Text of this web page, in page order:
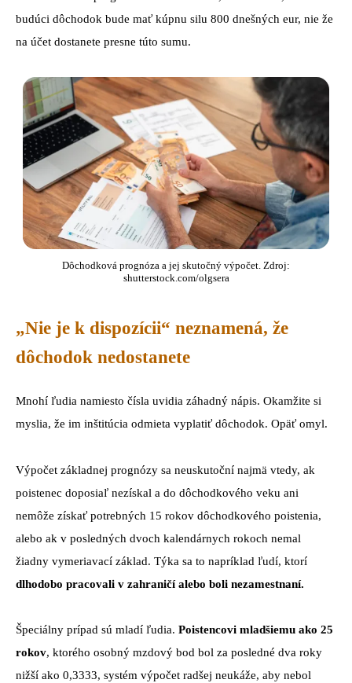
budúci dôchodok bude mať kúpnu silu 800 dnešných eur, nie že
na účet dostanete presne túto sumu.
Dôchodková prognóza a jej skutočný výpočet. Zdroj:
shutterstock.com/olgsera
„Nie je k dispozícii“ neznamená, že
dôchodok nedostanete
Mnohí ľudia namiesto čísla uvidia záhadný nápis. Okamžite si
myslia, že im inštitúcia odmieta vyplatiť dôchodok. Opäť omyl.
Výpočet základnej prognózy sa neuskutoční najmä vtedy, ak
poistenec doposiaľ nezískal a do dôchodkového veku ani
nemôže získať potrebných 15 rokov dôchodkového poistenia,
alebo ak v posledných dvoch kalendárnych rokoch nemal
žiadny vymeriavací základ. Týka sa to napríklad ľudí, ktorí
dlhodobo pracovali v zahraničí alebo boli nezamestnaní.
Špeciálny prípad sú mladí ľudia. Poistencovi mladšiemu ako 25
rokov, ktorého osobný mzdový bod bol za posledné dva roky
nižší ako 0,3333, systém výpočet radšej neukáže, aby nebol